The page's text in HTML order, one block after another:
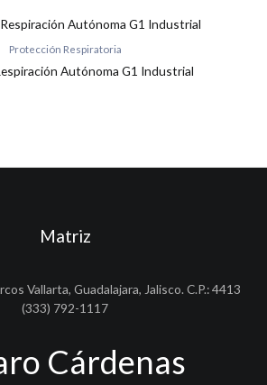
Protección Respiratoria
Autónoma G1 Industrial
Matriz
Vallarta, Guadalajara, Jalisco. C.P.: 4413
(333) 792-1117
Cárdenas